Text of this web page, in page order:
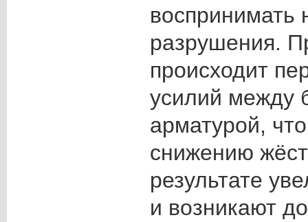
воспринимать
разрушения.
происходит
усилий между
арматурой,
снижению
результате
и возникают